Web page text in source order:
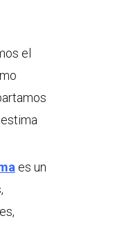
el
es un